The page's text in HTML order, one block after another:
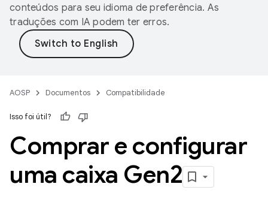
conteúdos para seu idioma de preferência. As
traduções com IA podem ter erros.
AOSP Documentos Compatibilidade
Isso foi útil?
Comprar e configurar
uma caixa Gen2